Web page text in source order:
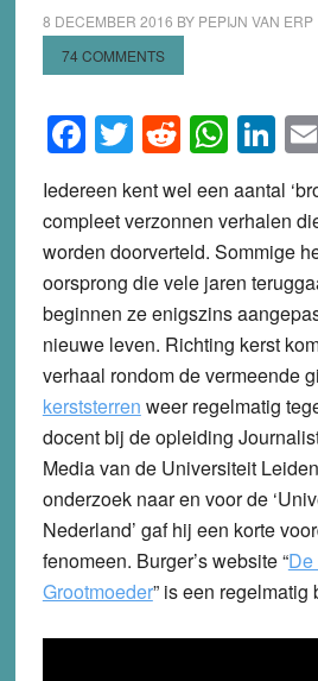
8 DECEMBER 2016 BY PEPIJN VAN ERP
74 COMMENTS
Facebook
Twitter
Reddit
Iedereen kent wel een aantal
compleet verzonnen verhalen
worden doorverteld. Sommige
oorsprong die vele jaren
beginnen ze enigszins
nieuwe leven. Richting kerst
verhaal rondom de vermeende
kerststerren weer regelmatig
docent bij de opleiding
Media van de Universiteit
onderzoek naar en voor de
Nederland’ gaf hij een korte
fenomeen. Burger’s website “De
Grootmoeder” is een regelmatig